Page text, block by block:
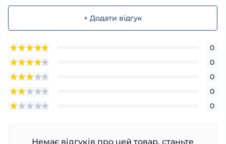
+ Додати відгук
0
0
0
0
0
Немає відгуків про цей товар, станьте